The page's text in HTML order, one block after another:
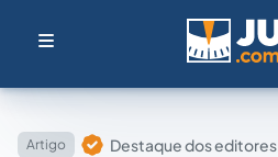
Artigo Destaque dos editores